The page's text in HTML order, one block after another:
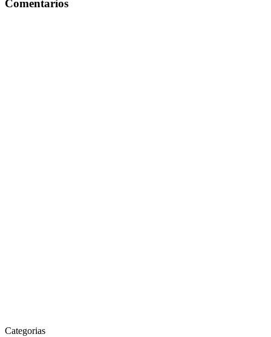
Comentarios
Categorias